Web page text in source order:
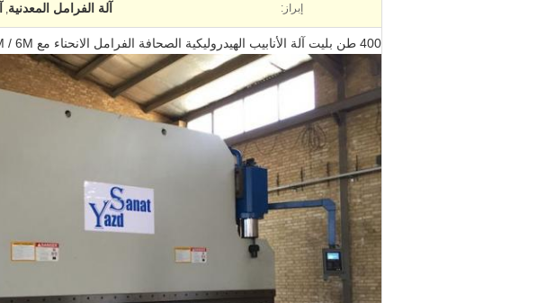
إبراز: آلة الفرامل المعدنية,
400 طن بليت آلة الأنابيب الهيدروليكية الصحافة الفرامل الانحناء مع 3.2M / 4M / 5M / 6M